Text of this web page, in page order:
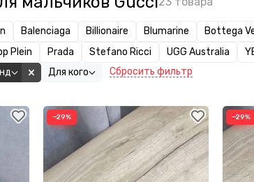
Balenciaga Billionaire Blumarine Bottega
Plein Prada Stefano Ricci UGG Australia
Для кого Сбросить фильтр
−29% −29%